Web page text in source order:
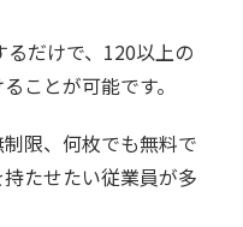
るだけで、120以上の
ことが可能です。
限、何枚でも無料で
たせたい従業員が多